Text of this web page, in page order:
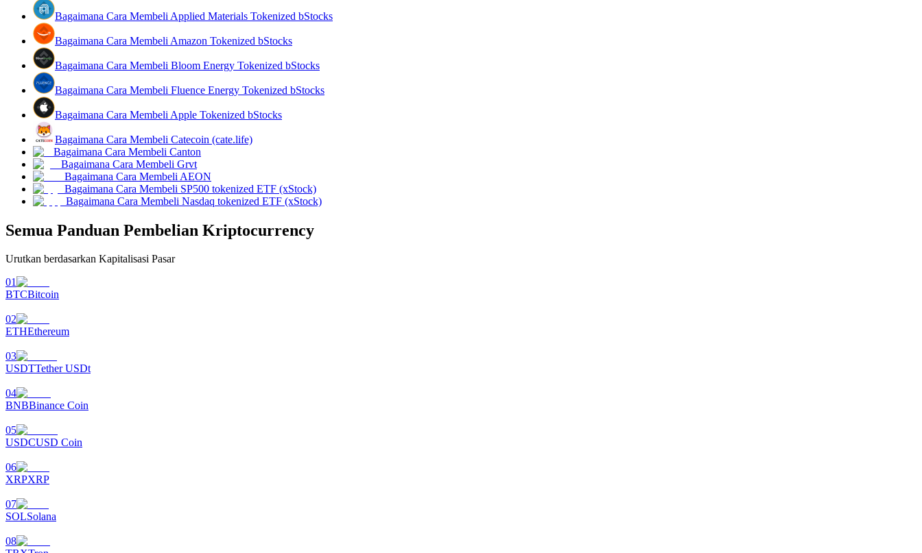
Strategi perdagangan
Pelajari cara untuk tetap menghasilkan keuntungan
Babi Kekuatan
Dapatkan imbalan kompetitif setiap hari
Bagaimana Cara Membeli Applied Materials Tokenized bStocks
Bagaimana Cara Membeli Amazon Tokenized bStocks
Bagaimana Cara Membeli Bloom Energy Tokenized bStocks
Bagaimana Cara Membeli Fluence Energy Tokenized bStocks
Bagaimana Cara Membeli Apple Tokenized bStocks
Bagaimana Cara Membeli Catecoin (cate.life)
Bagaimana Cara Membeli Canton
Bagaimana Cara Membeli Grvt
Bagaimana Cara Membeli AEON
Bagaimana Cara Membeli SP500 tokenized ETF (xStock)
Bagaimana Cara Membeli Nasdaq tokenized ETF (xStock)
Semua Panduan Pembelian Kriptocurrency
Urutkan berdasarkan Kapitalisasi Pasar
01
BTCBitcoin
02
ETHEthereum
03
USDTTether USDt
04
BNBBinance Coin
05
USDCUSD Coin
06
XRPXRP
07
SOLSolana
08